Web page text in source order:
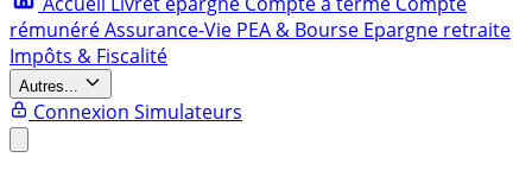
rémunéréAssurance-Vie PEA & Bourse Epargne retraite
Impôts & Fiscalité
Autres...
Connexion Simulateurs